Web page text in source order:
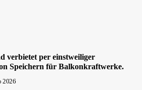
verbietet per einstweiliger
Speichern für Balkonkraftwerke.
2026